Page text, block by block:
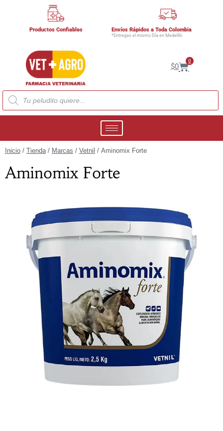
Productos Confiables Envíos Rápidos a Toda Colombia
*Entregas el mismo Día en Medellín
$0
0
Inicio / Tienda/ Marcas / Vetnil / Aminomix Forte
Aminomix Forte